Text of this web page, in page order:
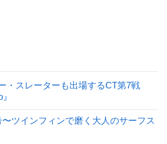
・スレーターも出場するCT第7戦
〜ツインフィンで磨く大人のサーフス